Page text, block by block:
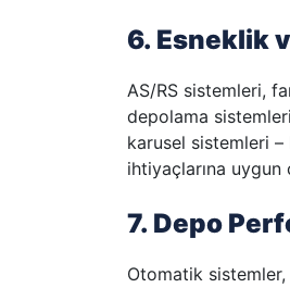
6. Esneklik
AS/RS sistemleri,
depolama
karusel sistemleri –
ihtiyaçlarına
7. Depo
Otomatik sistemler,